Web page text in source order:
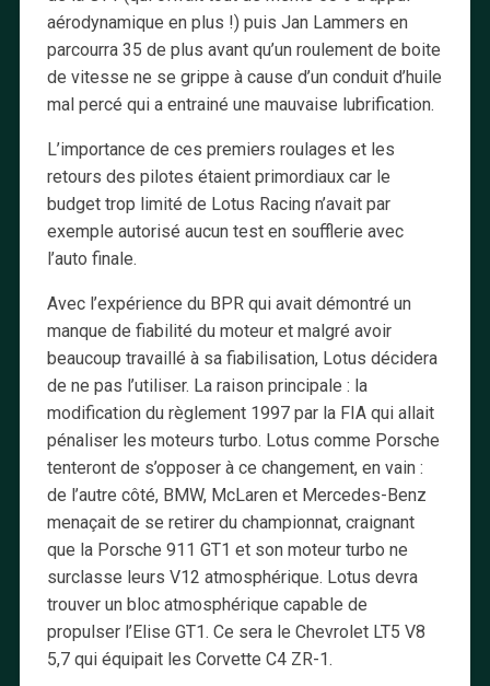
aérodynamique en plus !) puis Jan Lammers en
parcourra 35 de plus avant qu’un roulement de boite
de vitesse ne se grippe à cause d’un conduit d’huile
mal percé qui a entrainé une mauvaise lubrification.
L’importance de ces premiers roulages et les
retours des pilotes étaient primordiaux car le
budget trop limité de Lotus Racing n’avait par
exemple autorisé aucun test en soufflerie avec
l’auto finale.
Avec l’expérience du BPR qui avait démontré un
manque de fiabilité du moteur et malgré avoir
beaucoup travaillé à sa fiabilisation, Lotus décidera
de ne pas l’utiliser. La raison principale : la
modification du règlement 1997 par la FIA qui allait
pénaliser les moteurs turbo. Lotus comme Porsche
tenteront de s’opposer à ce changement, en vain :
de l’autre côté, BMW, McLaren et Mercedes-Benz
menaçait de se retirer du championnat, craignant
que la Porsche 911 GT1 et son moteur turbo ne
surclasse leurs V12 atmosphérique. Lotus devra
trouver un bloc atmosphérique capable de
propulser l’Elise GT1. Ce sera le Chevrolet LT5 V8
5,7 qui équipait les Corvette C4 ZR-1.